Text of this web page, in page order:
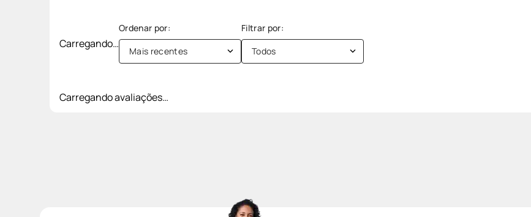
Carregando…
Mais recentes Todos
Carregando avaliações…